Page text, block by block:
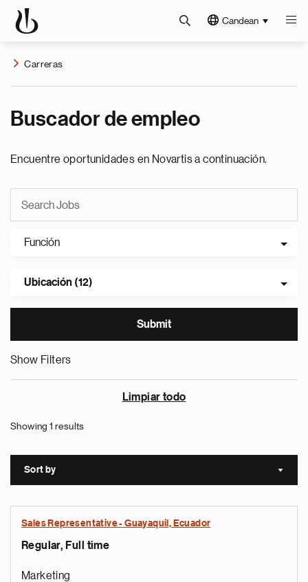
Candean
Carreras
Buscador de empleo
Encuentre oportunidades en Novartis a continuación.
Función
Ubicación (12)
Show Filters
Limpiar todo
Showing 1 results
Sort by Sort
Sales Representative - Guayaquil, Ecuador
Regular, Full time
Marketing